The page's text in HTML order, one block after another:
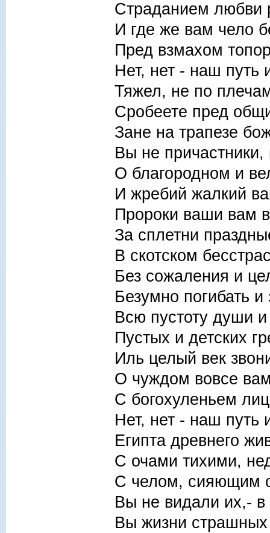
Страданием любви
И где же вам чело
Пред взмахом
Нет, нет - наш путь
Тяжел, не по
Сробеете пред
Зане на трапезе
Вы не
О благородном и
И жребий жалкий
Пророки ваши вам
За сплетни
В скотском
Без сожаления и
Безумно погибать
Всю пустоту души
Пустых и детских
Иль целый век
О чуждом вовсе
С богохуленьем
Нет, нет - наш путь
Египта древнего
С очами тихими,
С челом, сияющим
Вы не видали их,- в
Вы жизни страшных